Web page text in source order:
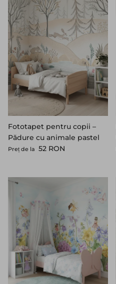
Fototapet pentru copii –
Pădure cu animale pastel
Preț standard
Preț de la 52 RON